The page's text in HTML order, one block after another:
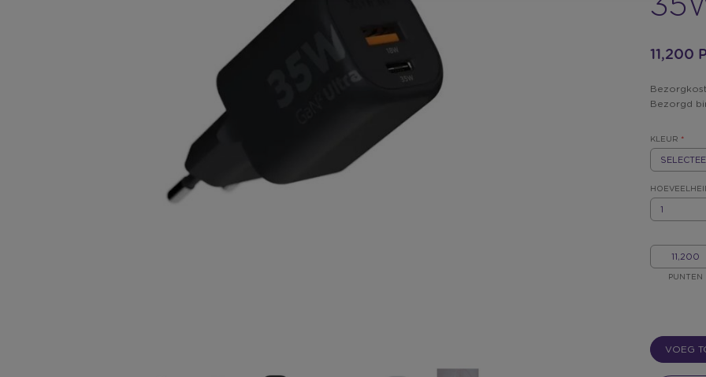
11,200
Bezorgd
KLEUR *
*
MIJN
PUNTEN
PUNTEN
VOEG